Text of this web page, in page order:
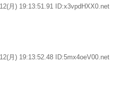
月) 19:13:51.91 ID:x3vpdHXX0.net
月) 19:13:52.48 ID:5mx4oeV00.net